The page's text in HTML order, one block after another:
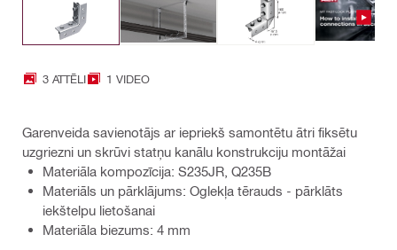
3 ATTĒLI 1 VIDEO
Garenveida savienotājs ar iepriekš samontētu ātri fiksētu
uzgriezni un skrūvi statņu kanālu konstrukciju montāžai
Materiāla kompozīcija: S235JR, Q235B
Materiāls un pārklājums: Oglekļa tērauds - pārklāts
iekštelpu lietošanai
Materiāla biezums: 4 mm